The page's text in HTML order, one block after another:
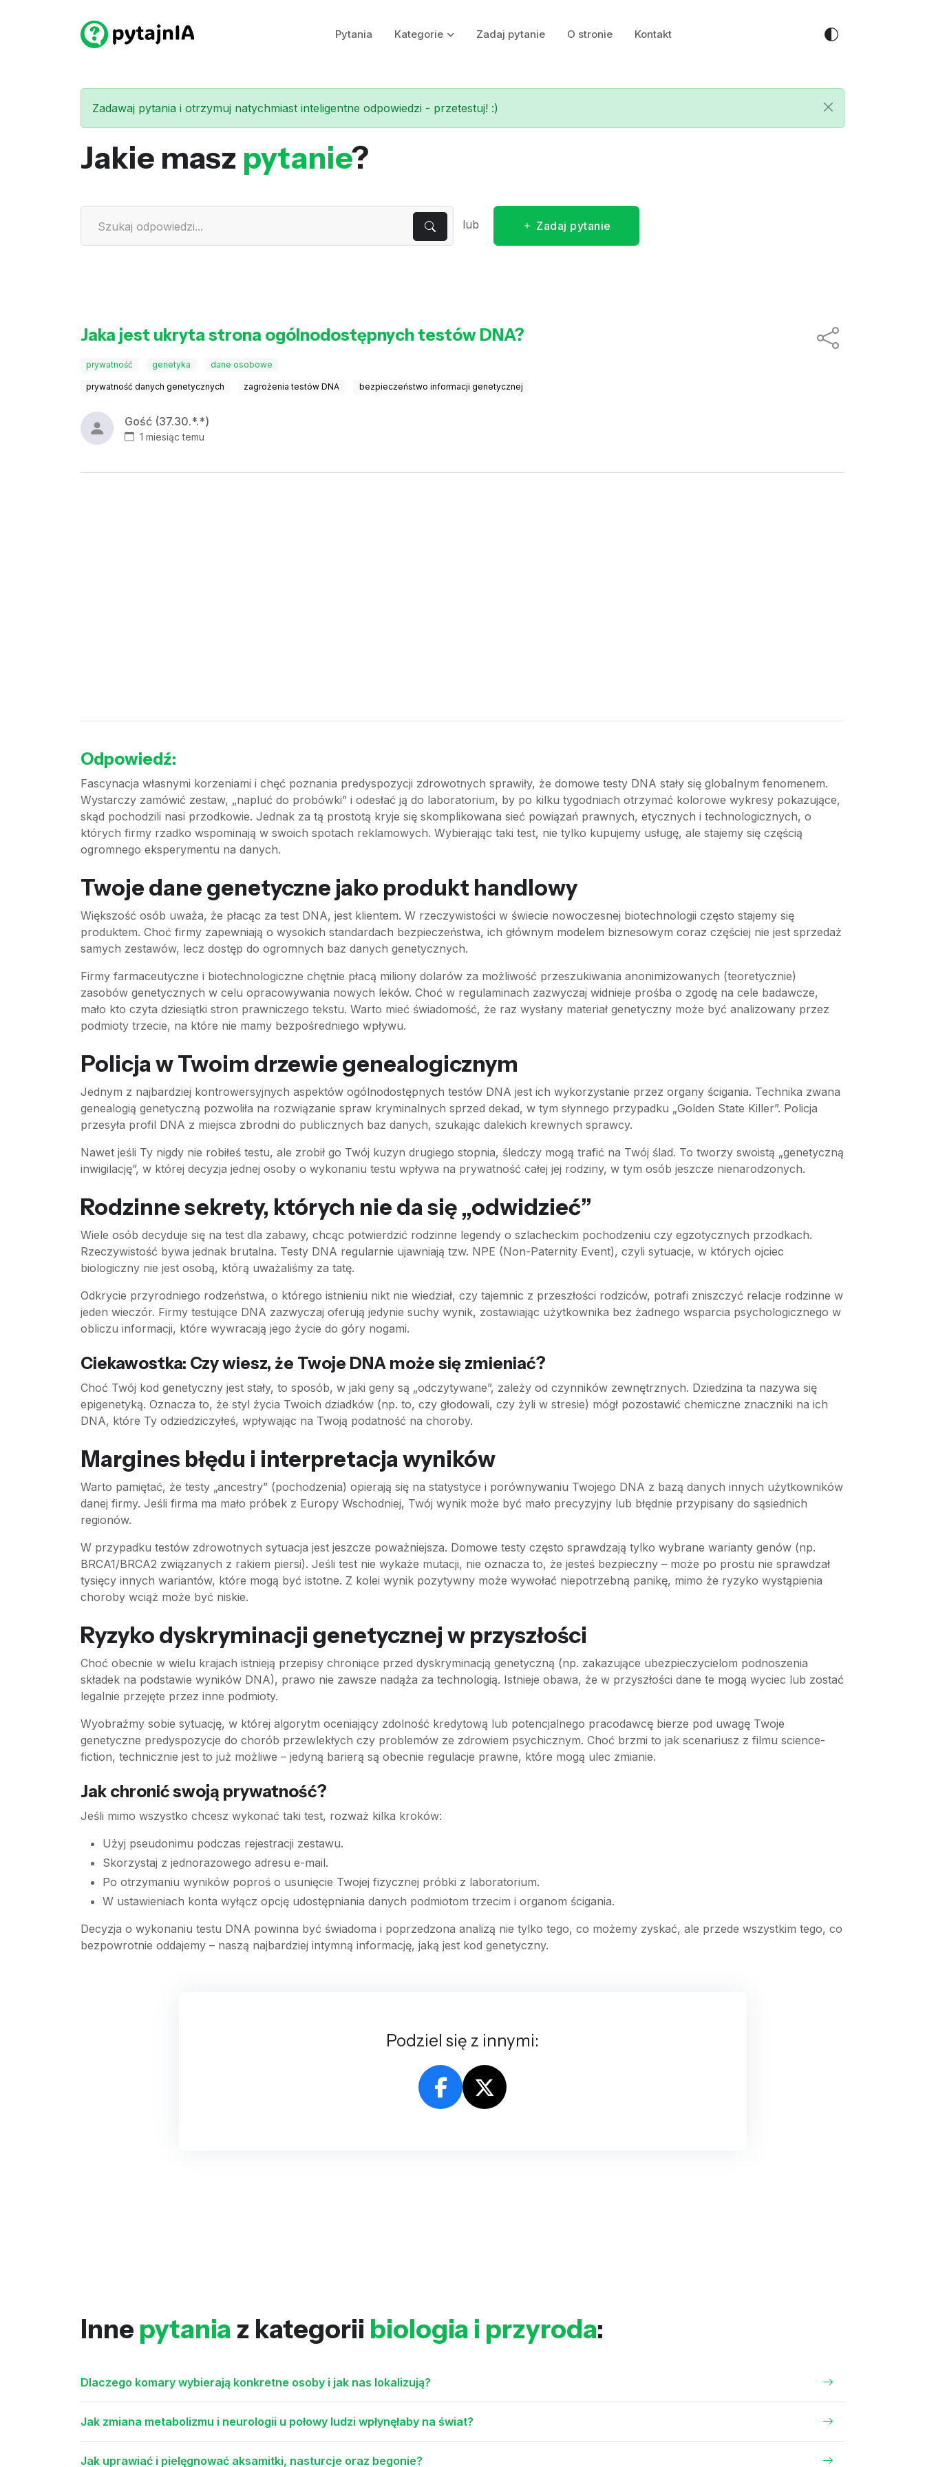
Pytania Kategorie Zadaj pytanie O stronie Kontakt
Zadawaj pytania i otrzymuj natychmiast inteligentne odpowiedzi - przetestuj! :)
Jakie masz pytanie?
lub Zadaj pytanie
Jaka jest ukryta strona ogólnodostępnych testów DNA?
prywatność genetyka dane osobowe
prywatność danych genetycznych zagrożenia testów DNA bezpieczeństwo informacji genetycznej
Gość (37.30.*.*)
1 miesiąc temu
Odpowiedź:
Fascynacja własnymi korzeniami i chęć poznania predyspozycji zdrowotnych sprawiły, że domowe testy DNA stały się globalnym fenomenem.
Wystarczy zamówić zestaw, „napluć do probówki” i odesłać ją do laboratorium, by po kilku tygodniach otrzymać kolorowe wykresy pokazujące,
skąd pochodzili nasi przodkowie. Jednak za tą prostotą kryje się skomplikowana sieć powiązań prawnych, etycznych i technologicznych, o
których firmy rzadko wspominają w swoich spotach reklamowych. Wybierając taki test, nie tylko kupujemy usługę, ale stajemy się częścią
ogromnego eksperymentu na danych.
Twoje dane genetyczne jako produkt handlowy
Większość osób uważa, że płacąc za test DNA, jest klientem. W rzeczywistości w świecie nowoczesnej biotechnologii często stajemy się
produktem. Choć firmy zapewniają o wysokich standardach bezpieczeństwa, ich głównym modelem biznesowym coraz częściej nie jest sprzedaż
samych zestawów, lecz dostęp do ogromnych baz danych genetycznych.
Firmy farmaceutyczne i biotechnologiczne chętnie płacą miliony dolarów za możliwość przeszukiwania anonimizowanych (teoretycznie)
zasobów genetycznych w celu opracowywania nowych leków. Choć w regulaminach zazwyczaj widnieje prośba o zgodę na cele badawcze,
mało kto czyta dziesiątki stron prawniczego tekstu. Warto mieć świadomość, że raz wysłany materiał genetyczny może być analizowany przez
podmioty trzecie, na które nie mamy bezpośredniego wpływu.
Policja w Twoim drzewie genealogicznym
Jednym z najbardziej kontrowersyjnych aspektów ogólnodostępnych testów DNA jest ich wykorzystanie przez organy ścigania. Technika zwana
genealogią genetyczną pozwoliła na rozwiązanie spraw kryminalnych sprzed dekad, w tym słynnego przypadku „Golden State Killer”. Policja
przesyła profil DNA z miejsca zbrodni do publicznych baz danych, szukając dalekich krewnych sprawcy.
Nawet jeśli Ty nigdy nie robiłeś testu, ale zrobił go Twój kuzyn drugiego stopnia, śledczy mogą trafić na Twój ślad. To tworzy swoistą „genetyczną
inwigilację”, w której decyzja jednej osoby o wykonaniu testu wpływa na prywatność całej jej rodziny, w tym osób jeszcze nienarodzonych.
Rodzinne sekrety, których nie da się „odwidzieć”
Wiele osób decyduje się na test dla zabawy, chcąc potwierdzić rodzinne legendy o szlacheckim pochodzeniu czy egzotycznych przodkach.
Rzeczywistość bywa jednak brutalna. Testy DNA regularnie ujawniają tzw. NPE (Non-Paternity Event), czyli sytuacje, w których ojciec
biologiczny nie jest osobą, którą uważaliśmy za tatę.
Odkrycie przyrodniego rodzeństwa, o którego istnieniu nikt nie wiedział, czy tajemnic z przeszłości rodziców, potrafi zniszczyć relacje rodzinne w
jeden wieczór. Firmy testujące DNA zazwyczaj oferują jedynie suchy wynik, zostawiając użytkownika bez żadnego wsparcia psychologicznego w
obliczu informacji, które wywracają jego życie do góry nogami.
Ciekawostka: Czy wiesz, że Twoje DNA może się zmieniać?
Choć Twój kod genetyczny jest stały, to sposób, w jaki geny są „odczytywane”, zależy od czynników zewnętrznych. Dziedzina ta nazywa się
epigenetyką. Oznacza to, że styl życia Twoich dziadków (np. to, czy głodowali, czy żyli w stresie) mógł pozostawić chemiczne znaczniki na ich
DNA, które Ty odziedziczyłeś, wpływając na Twoją podatność na choroby.
Margines błędu i interpretacja wyników
Warto pamiętać, że testy „ancestry” (pochodzenia) opierają się na statystyce i porównywaniu Twojego DNA z bazą danych innych użytkowników
danej firmy. Jeśli firma ma mało próbek z Europy Wschodniej, Twój wynik może być mało precyzyjny lub błędnie przypisany do sąsiednich
regionów.
W przypadku testów zdrowotnych sytuacja jest jeszcze poważniejsza. Domowe testy często sprawdzają tylko wybrane warianty genów (np.
BRCA1/BRCA2 związanych z rakiem piersi). Jeśli test nie wykaże mutacji, nie oznacza to, że jesteś bezpieczny – może po prostu nie sprawdzał
tysięcy innych wariantów, które mogą być istotne. Z kolei wynik pozytywny może wywołać niepotrzebną panikę, mimo że ryzyko wystąpienia
choroby wciąż może być niskie.
Ryzyko dyskryminacji genetycznej w przyszłości
Choć obecnie w wielu krajach istnieją przepisy chroniące przed dyskryminacją genetyczną (np. zakazujące ubezpieczycielom podnoszenia
składek na podstawie wyników DNA), prawo nie zawsze nadąża za technologią. Istnieje obawa, że w przyszłości dane te mogą wyciec lub zostać
legalnie przejęte przez inne podmioty.
Wyobraźmy sobie sytuację, w której algorytm oceniający zdolność kredytową lub potencjalnego pracodawcę bierze pod uwagę Twoje
genetyczne predyspozycje do chorób przewlekłych czy problemów ze zdrowiem psychicznym. Choć brzmi to jak scenariusz z filmu science-
fiction, technicznie jest to już możliwe – jedyną barierą są obecnie regulacje prawne, które mogą ulec zmianie.
Jak chronić swoją prywatność?
Jeśli mimo wszystko chcesz wykonać taki test, rozważ kilka kroków:
Użyj pseudonimu podczas rejestracji zestawu.
Skorzystaj z jednorazowego adresu e-mail.
Po otrzymaniu wyników poproś o usunięcie Twojej fizycznej próbki z laboratorium.
W ustawieniach konta wyłącz opcję udostępniania danych podmiotom trzecim i organom ścigania.
Decyzja o wykonaniu testu DNA powinna być świadoma i poprzedzona analizą nie tylko tego, co możemy zyskać, ale przede wszystkim tego, co
bezpowrotnie oddajemy – naszą najbardziej intymną informację, jaką jest kod genetyczny.
Podziel się z innymi:
Inne pytania z kategorii biologia i przyroda:
Dlaczego komary wybierają konkretne osoby i jak nas lokalizują?
Jak zmiana metabolizmu i neurologii u połowy ludzi wpłynęłaby na świat?
Jak uprawiać i pielęgnować aksamitki, nasturcje oraz begonie?